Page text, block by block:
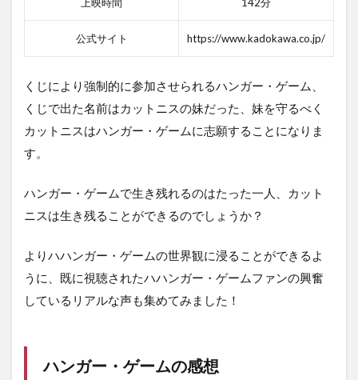
公式サイト https://www.kadokawa.co.jp/
くじにより強制的に参加させられるハンガー・ゲーム、
くじで出た名前はカットニスの妹だった、妹を守るべく
カットニスはハンガー・ゲームに志願することになりま
す。
ハンガー・ゲームで生き残れるのはたった一人、カット
ニスは生き残ることができるのでしょうか？
よりハハンガー・ゲームの世界観に浸ることができるよ
うに、既に視聴されたハハンガー・ゲームファンの興奮
しているリアルな声も集めてみました！
ハンガー・ゲームの感想